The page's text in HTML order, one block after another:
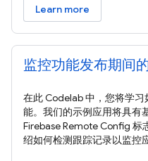
Learn more
监控功能发布期间
在此 Codelab 中，您将学
能。我们的示例应用将具有
Firebase Remote Config 标
绍如何检测跟踪记录以监控